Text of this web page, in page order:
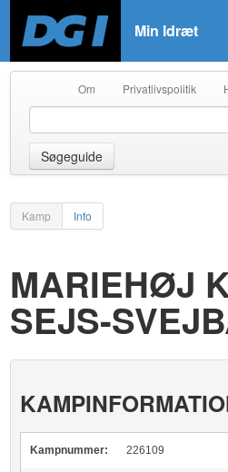
Min Idræt
Om Privatlivspolitik
Søgeguide
Kamp Info
MARIEHØJ
SEJS-
Kampnummer: 226109